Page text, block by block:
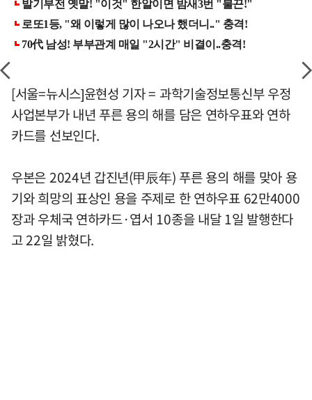
[서울=뉴시스]윤현성 기자 = 과학기술정보통신부 우정
사업본부가 내년 푸른 용의 해를 담은 연하우표와 연하
카드를 선보인다.
우본은 2024년 갑진년(甲辰年) 푸른 용의 해를 맞아 용
기와 희망의 표상인 용을 주제로 한 연하우표 62만4000
장과 우체국 연하카드·엽서 10종을 내달 1일 발행한다
고 22일 밝혔다.